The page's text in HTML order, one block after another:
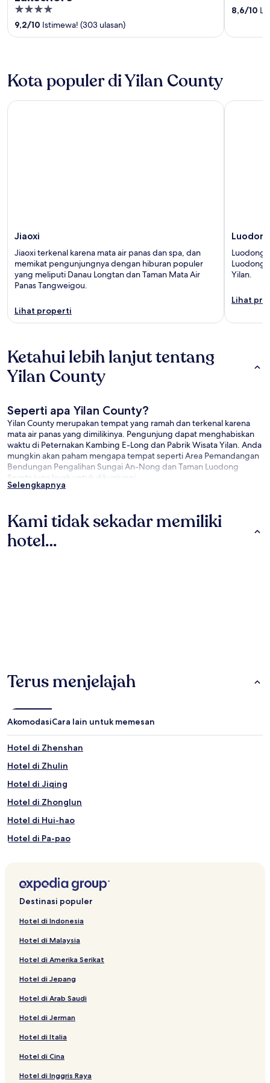
4
out
of
9,2/10 Istimewa! (303 ulasan)
out
5
8,6/10
Kota populer di Yilan County
Jiaoxi
Jiaoxi terkenal karena mata air panas dan spa, dan
memikat pengunjungnya dengan hiburan populer
yang meliputi Danau Longtan dan Taman Mata Air
Panas Tangweigou.
Lihat properti
Jiaoxi
Luodong
Luodong
Yilan.
Lihat
Luodong
Ketahui lebih lanjut tentang
Yilan County
Seperti apa Yilan County?
Yilan County merupakan tempat yang ramah dan terkenal karena
mata air panas yang dimilikinya. Pengunjung dapat menghabiskan
waktu di Peternakan Kambing E-Long dan Pabrik Wisata Yilan. Anda
mungkin akan paham mengapa tempat seperti Area Pemandangan
Bendungan Pengalihan Sungai An-Nong dan Taman Luodong
Sports juga layak untuk dikunjungi.
Area Pemandangan Bendungan Pengalihan Sungai An-Nong
(1,2 mil/2 km dari pusat kota)
Taman Luodong Sports (1,5 mil/2,4 km dari pusat kota)
Pabrik Wisata Yilan (2,7 mil/4,4 km dari pusat kota)
Museum Ekologi Bee Family Bee (3,4 mil/5,4 km dari pusat kota)
Objek Wisata Populer Lainnya di Yilan County
A Few Meters Park
Luna Plaza
Bambi Land
Kawasan Pemandangan Indah Danau Meihua
Selengkapnya
Kami tidak sekadar memiliki
hotel…
Terus menjelajah
AkomodasiCara lain untuk memesan
Hotel di Zhenshan
Hotel di Zhulin
Hotel di Jiqing
Hotel di Zhonglun
Hotel di Hui-hao
Hotel di Pa-pao
Hotel di Qunying
B&B di Xiehe
Hotel Bintang 3 di Xiehe
Hotel di Xiehe
Hotel Bintang 3 di Hsin-sheng-li
Hotel di Hsin-sheng-li
Hotel di Tung-ao
Hotel di Desa Tongle
Hotel di Desa Dayi
Destinasi populer
Hotel di Indonesia
Hotel di Malaysia
Hotel di Amerika Serikat
Hotel di Jepang
Hotel di Arab Saudi
Hotel di Jerman
Hotel di Italia
Hotel di Cina
Hotel di Inggris Raya